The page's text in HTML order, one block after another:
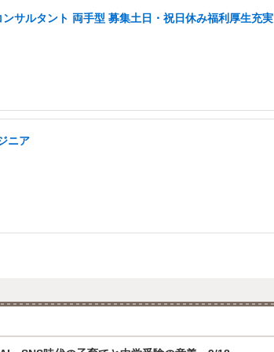
サルタント 両手型 募集土日・祝日休み福利厚生充実
ニア